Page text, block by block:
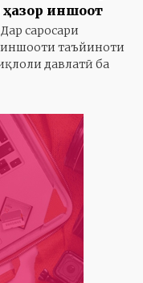
иншоот
Дар саросари
иншооти таъйиноти
давлатӣ ба